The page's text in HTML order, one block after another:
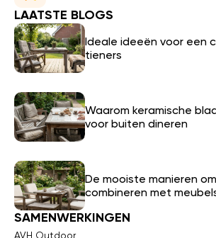
LAATSTE BLOGS
Ideale ideeën voor een
tieners
Waarom keramische
voor buiten dineren
De mooiste manieren
combineren met
SAMENWERKINGEN
AVH Outdoor